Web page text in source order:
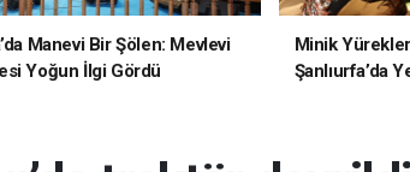
Manevi Bir Şölen: Mevlevi
Yoğun İlgi Gördü
Minik
Şanlıurfa’da